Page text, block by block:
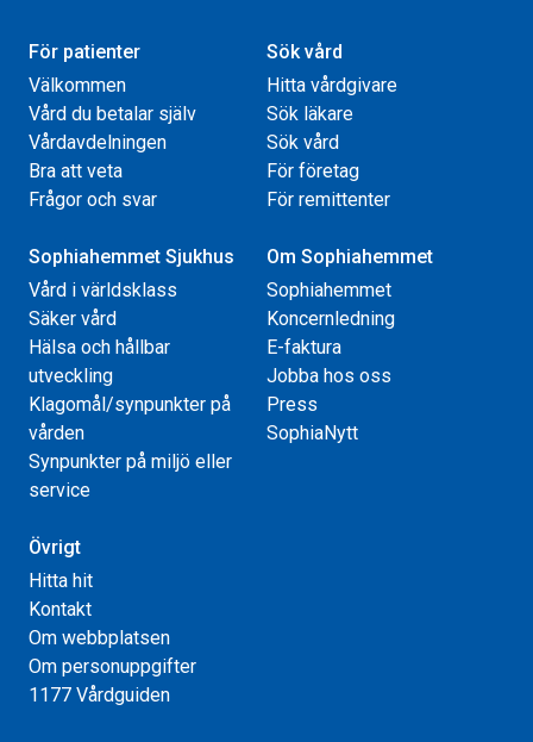
För patienter
Välkommen
Vård du betalar själv
Vårdavdelningen
Bra att veta
Frågor och svar
Sök vård
Hitta vårdgivare
Sök läkare
Sök vård
För företag
För remittenter
Sophiahemmet Sjukhus
Vård i världsklass
Säker vård
Hälsa och hållbar
utveckling
Klagomål/synpunkter på
vården
Synpunkter på miljö eller
service
Om Sophiahemmet
Sophiahemmet
Koncernledning
E-faktura
Jobba hos oss
Press
SophiaNytt
Övrigt
Hitta hit
Kontakt
Om webbplatsen
Om personuppgifter
1177 Vårdguiden